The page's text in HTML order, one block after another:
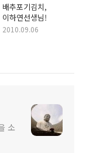
배추포기김치,
이하연선생님!
2010.09.06
소